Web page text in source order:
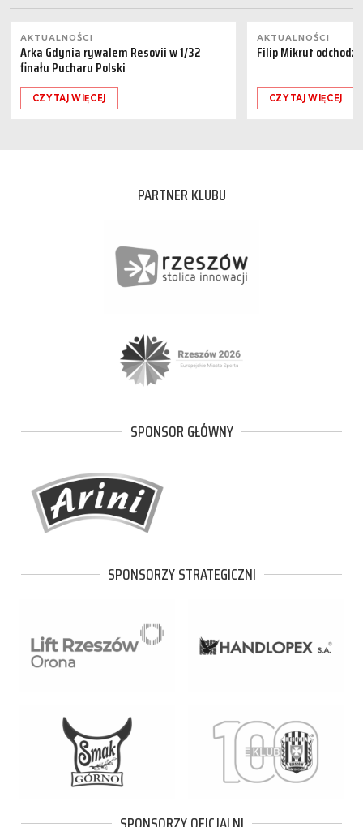
AKTUALNOŚCI
Arka Gdynia rywalem Resovii w 1/32
finału Pucharu Polski
CZYTAJ WIĘCEJ
AKTUALNOŚCI
Filip Mikrut
CZYTAJ WIĘCEJ
PARTNER KLUBU
SPONSOR GŁÓWNY
SPONSORZY STRATEGICZNI